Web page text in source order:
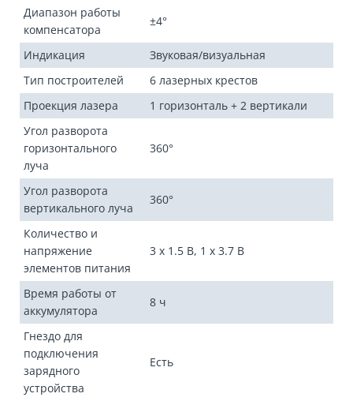
Диапазон работы
компенсатора
±4°
Индикация
Звуковая/визуальная
Тип построителей
6 лазерных крестов
Проекция лазера
1 горизонталь + 2 вертикали
Угол разворота
горизонтального
луча
360°
Угол разворота
вертикального луча
360°
Количество и
напряжение
элементов питания
3 х 1.5 В, 1 х 3.7 В
Время работы от
аккумулятора
8 ч
Гнездо для
подключения
зарядного
устройства
Есть